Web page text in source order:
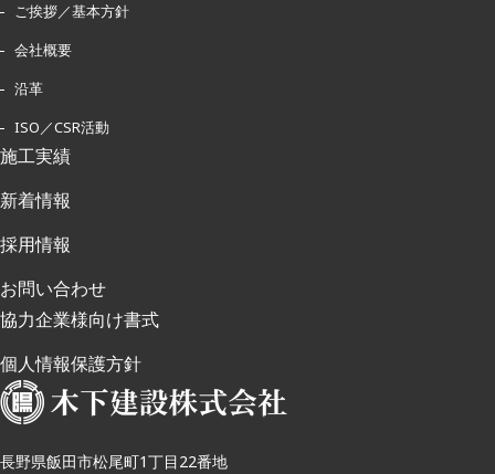
ご挨拶／基本方針
会社概要
沿革
ISO／CSR活動
施工実績
新着情報
採用情報
お問い合わせ
協力企業様向け書式
個人情報保護方針
長野県飯田市松尾町1丁目22番地